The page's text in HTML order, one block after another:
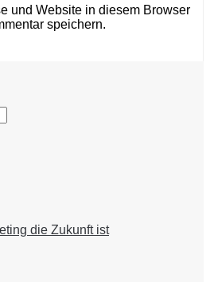
und Website in diesem Browser
speichern.
die Zukunft ist